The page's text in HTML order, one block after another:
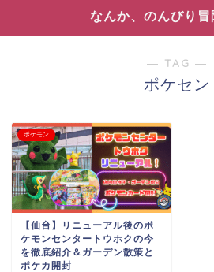
なんか、のんびり冒
― TAG ―
ポケセン
ポケモン
【仙台】リニューアル後のポ
ケモンセンタートウホクの今
を徹底紹介＆ガーデン散策と
ポケカ開封